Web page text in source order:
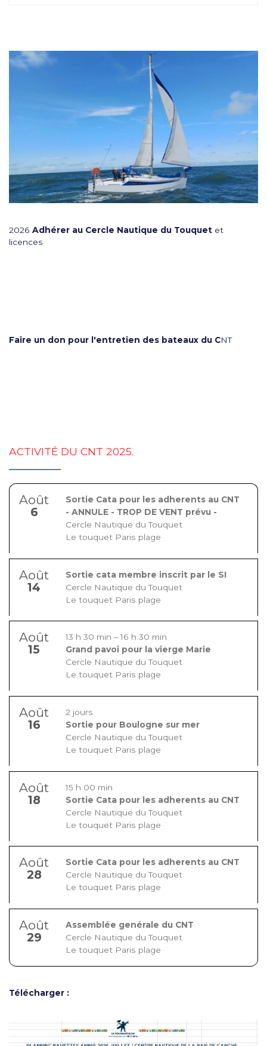
2026 Adhérer au Cercle Nautique du Touquet et
licences
Faire un don pour l'entretien des bateaux du CNT
ACTIVITÉ DU CNT 2025.
Août
6
Sortie Cata pour les adherents au CNT
- ANNULE - TROP DE VENT prévu -
Cercle Nautique du Touquet
Le touquet Paris plage
Août
14
Sortie cata membre inscrit par le SI
Cercle Nautique du Touquet
Le touquet Paris plage
Août
15
13 h 30 min – 16 h 30 min
Grand pavoi pour la vierge Marie
Cercle Nautique du Touquet
Le touquet Paris plage
Août
16
2 jours
Sortie pour Boulogne sur mer
Cercle Nautique du Touquet
Le touquet Paris plage
Août
18
15 h 00 min
Sortie Cata pour les adherents au CNT
Cercle Nautique du Touquet
Le touquet Paris plage
Août
28
Sortie Cata pour les adherents au CNT
Cercle Nautique du Touquet
Le touquet Paris plage
Août
29
Assemblée genérale du CNT
Cercle Nautique du Touquet
Le touquet Paris plage
Télécharger :